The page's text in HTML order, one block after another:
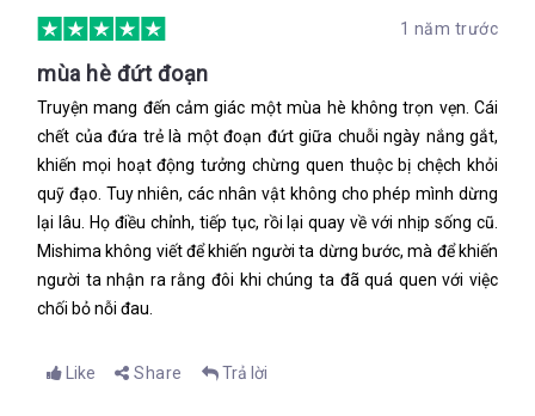
1 năm trước
mùa hè đứt đoạn
Truyện mang đến cảm giác một mùa hè không trọn vẹn. Cái
chết của đứa trẻ là một đoạn đứt giữa chuỗi ngày nắng gắt,
khiến mọi hoạt động tưởng chừng quen thuộc bị chệch khỏi
quỹ đạo. Tuy nhiên, các nhân vật không cho phép mình dừng
lại lâu. Họ điều chỉnh, tiếp tục, rồi lại quay về với nhịp sống cũ.
Mishima không viết để khiến người ta dừng bước, mà để khiến
người ta nhận ra rằng đôi khi chúng ta đã quá quen với việc
chối bỏ nỗi đau.
Like Share Trả lời